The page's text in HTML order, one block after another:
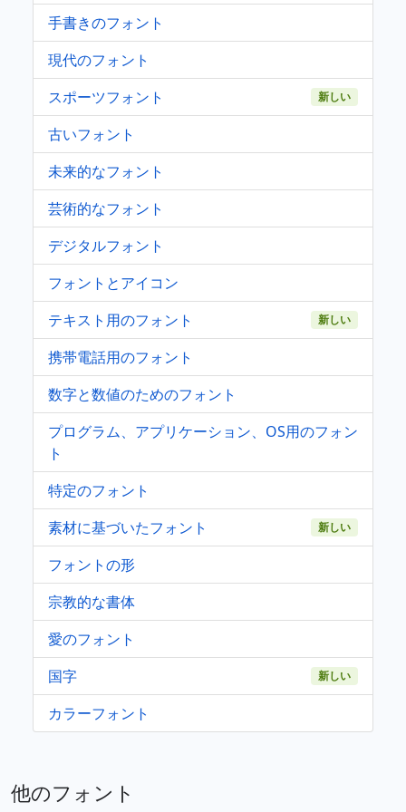
手書きのフォント
現代のフォント
スポーツフォント
新しい
古いフォント
未来的なフォント
芸術的なフォント
デジタルフォント
フォントとアイコン
テキスト用のフォント
新しい
携帯電話用のフォント
数字と数値のためのフォント
プログラム、アプリケーション、OS用のフォン
ト
特定のフォント
素材に基づいたフォント
新しい
フォントの形
宗教的な書体
愛のフォント
国字
新しい
カラーフォント
他のフォント